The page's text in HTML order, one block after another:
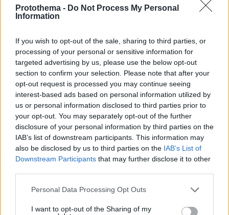
Protothema - Do Not Process My Personal
Information
If you wish to opt-out of the sale, sharing to third parties, or
processing of your personal or sensitive information for
targeted advertising by us, please use the below opt-out
section to confirm your selection. Please note that after your
opt-out request is processed you may continue seeing
interest-based ads based on personal information utilized by
us or personal information disclosed to third parties prior to
your opt-out. You may separately opt-out of the further
disclosure of your personal information by third parties on the
IAB’s list of downstream participants. This information may
also be disclosed by us to third parties on the IAB’s List of
Downstream Participants that may further disclose it to other
Please note that this website/app uses one or more Google
not limited to your visit or usage behaviour. You may click to
Personal Data Processing Opt Outs
I want to opt-out of the Sharing of my